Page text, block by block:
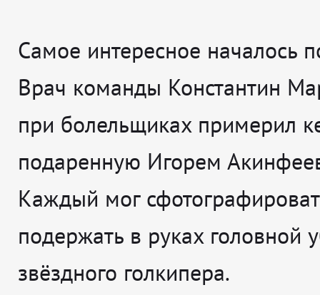
Самое интересное началось
Врач команды Константин
при болельщиках примерил
подаренную Игорем
Каждый мог
подержать в руках головной
звёздного голкипера.